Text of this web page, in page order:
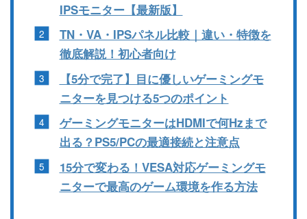
IPSモニター【最新版】
TN・VA・IPSパネル比較｜違い・特徴を
徹底解説！初心者向け
【5分で完了】目に優しいゲーミングモ
ニターを見つける5つのポイント
ゲーミングモニターはHDMIで何Hzまで
出る？PS5/PCの最適接続と注意点
15分で変わる！VESA対応ゲーミングモ
ニターで最高のゲーム環境を作る方法